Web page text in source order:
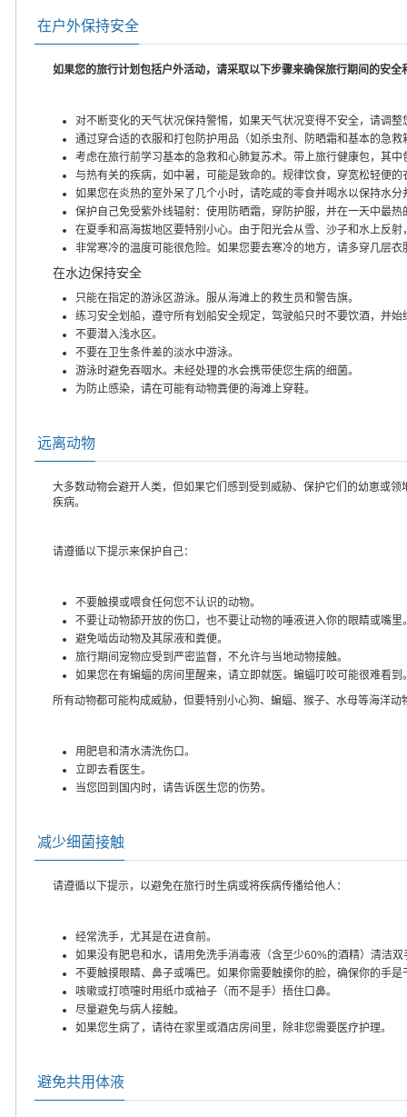
在户外保持安全
如果您的旅行计划包括户外活动，请采取以下步骤来确保旅行期间的安全
对不断变化的天气状况保持警惕，如果天气状况变得不安全，请调整
通过穿合适的衣服和打包防护用品（如杀虫剂、防晒霜和基本的急救
考虑在旅行前学习基本的急救和心肺复苏术。带上旅行健康包，其
与热有关的疾病，如中暑，可能是致命的。规律饮食，穿宽松轻便
如果您在炎热的室外呆了几个小时，请吃咸的零食并喝水以保持水
保护自己免受紫外线辐射：使用防晒霜，穿防护服，并在一天中最热
在夏季和高海拔地区要特别小心。由于阳光会从雪、沙子和水上反
非常寒冷的温度可能很危险。如果您要去寒冷的地方，请多穿几层
在水边保持安全
只能在指定的游泳区游泳。服从海滩上的救生员和警告旗。
练习安全划船，遵守所有划船安全规定，驾驶船只时不要饮酒，并始
不要潜入浅水区。
不要在卫生条件差的淡水中游泳。
游泳时避免吞咽水。未经处理的水会携带使您生病的细菌。
为防止感染，请在可能有动物粪便的海滩上穿鞋。
远离动物
大多数动物会避开人类，但如果它们感到受到威胁、保护它们的幼崽或
疾病。
请遵循以下提示来保护自己：
不要触摸或喂食任何您不认识的动物。
不要让动物舔开放的伤口，也不要让动物的唾液进入你的眼睛或嘴里
避免啮齿动物及其尿液和粪便。
旅行期间宠物应受到严密监督，不允许与当地动物接触。
如果您在有蝙蝠的房间里醒来，请立即就医。蝙蝠叮咬可能很难看到
所有动物都可能构成威胁，但要特别小心狗、蝙蝠、猴子、水母等海洋
用肥皂和清水清洗伤口。
立即去看医生。
当您回到国内时，请告诉医生您的伤势。
减少细菌接触
请遵循以下提示，以避免在旅行时生病或将疾病传播给他人：
经常洗手，尤其是在进食前。
如果没有肥皂和水，请用免洗手消毒液（含至少60%的酒精）清洁双
不要触摸眼睛、鼻子或嘴巴。如果你需要触摸你的脸，确保你的手是
咳嗽或打喷嚏时用纸巾或袖子（而不是手）捂住口鼻。
尽量避免与病人接触。
如果您生病了，请待在家里或酒店房间里，除非您需要医疗护理。
避免共用体液